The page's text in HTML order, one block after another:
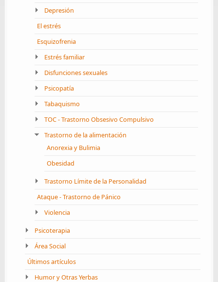
Depresión
El estrés
Esquizofrenia
Estrés familiar
Disfunciones sexuales
Psicopatía
Tabaquismo
TOC - Trastorno Obsesivo Compulsivo
Trastorno de la alimentación
Anorexia y Bulimia
Obesidad
Trastorno Límite de la Personalidad
Ataque - Trastorno de Pánico
Violencia
Psicoterapia
Área Social
Últimos artículos
Humor y Otras Yerbas